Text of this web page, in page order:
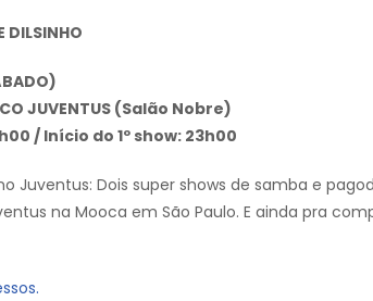
DILSINHO
JUVENTUS (Salão Nobre)
/ Início do 1º show: 23h00
Juventus: Dois super shows de samba e
na Mooca em São Paulo. E ainda pra